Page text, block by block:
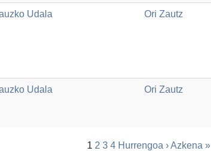
Udala Ori Zautz
Udala Ori Zautz
1 2 3 4 Hurrengoa › Azkena »